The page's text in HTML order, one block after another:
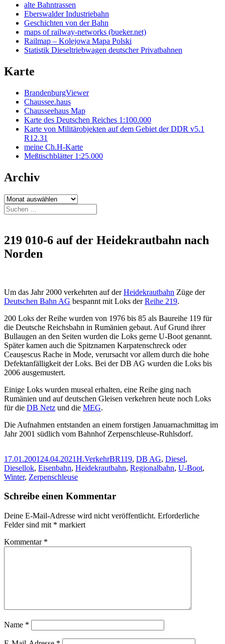
alte Bahntrassen
Eberswalder Industriebahn
Geschichten von der Bahn
maps of railway-networks (bueker.net)
Railmap – Kolejowa Mapa Polski
Statistik Dieseltriebwagen deutscher Privatbahnen
Karte
BrandenburgViewer
Chaussee.haus
Chausseehaus Map
Karte des Deutschen Reiches 1:100.000
Karte von Militärobjekten auf dem Gebiet der DDR v5.1
R12.31
meine Ch.H-Karte
Meßtischblätter 1:25.000
Archiv
Archiv
Suchen
nach:
219 010-6 auf der Heidekrautbahn nach
Norden
Um das Jahr 2000 verkehrten auf derHeidekrautbahn Züge der
Deutschen Bahn AG bespannt mit Loks derReihe 219.
200 Loks der Reihe wurden von 1976 bis 85 als Baureihe 119 für
die Deutsche Reichsbahn in Rumänien gebaut. Auf Grund ihrer
Bullaugen an den Seiten wurden die Loks gerne U-Boot genannt.
Später kamen auch die Spitznamen Karpatenschreck oder
Ceaușescus Rache in Mode, verursacht vor allem durch die hohe
Defektanfälligkeit der Loks. Bei der DB AG wurden die Loks bis
2006 ausgemustert.
Einige Loks wurden museal erhalten, eine Reihe ging nach
Rumänien und auf deutschen Gleisen verkehren heute noch Loks
für die DB Netz und die MEG.
Die Aufnahmen entstanden an einem forstigen Januarnachmittag im
Jahr 2001 südlich vom Bahnhof Zerpenschleuse-Ruhlsdorf.
Veröffentlicht
am
17.01.2001 24.04.2021Autor
H.Kategorien
VerkehrSchlagwörter
BR119, DB AG, Diesel,
Diesellok, Eisenbahn, Heidekrautbahn, Regionalbahn, U-Boot,
Winter, Zerpenschleuse
Schreibe einen Kommentar
Deine E-Mail-Adresse wird nicht veröffentlicht. Erforderliche
Felder sind mit * markiert
Kommentar *
Name *